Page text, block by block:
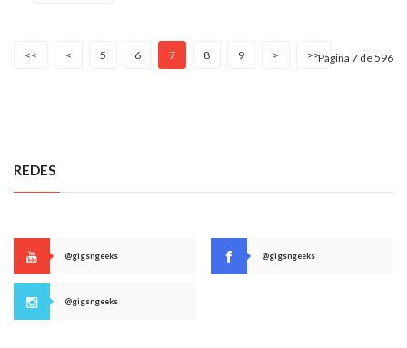
<< < 5 6 7 8 9 > >>Página 7 de 596
REDES
@gigsngeeks @gigsngeeks
@gigsngeeks